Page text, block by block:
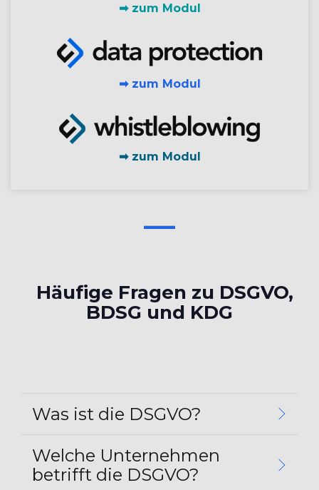
➡ zum Modul
➡ zum Modul
➡ zum Modul
Häufige Fragen zu DSGVO,
BDSG und KDG
Was ist die DSGVO?
Welche Unternehmen
betrifft die DSGVO?